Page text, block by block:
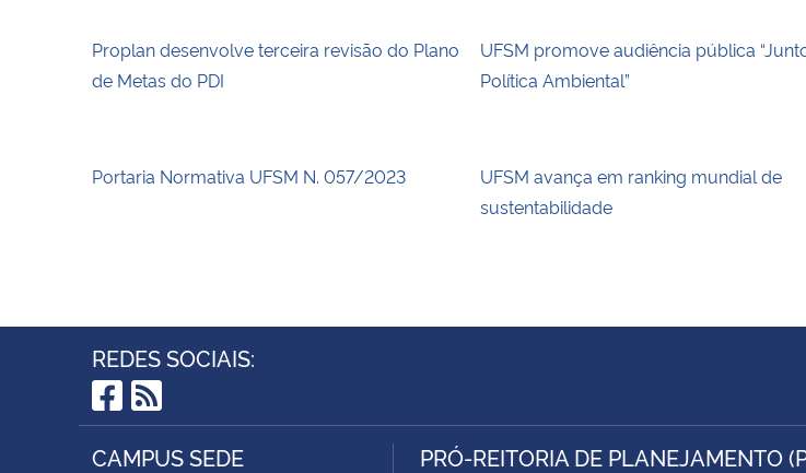
Proplan desenvolve terceira revisão do Plano
de Metas do PDI
UFSM promove audiência pública
Política Ambiental”
Portaria Normativa UFSM N. 057/2023
UFSM avança em ranking mundial de
sustentabilidade
REDES SOCIAIS:
Facebook
RSS
CAMPUS SEDE PRÓ-REITORIA DE PLANEJAMENTO